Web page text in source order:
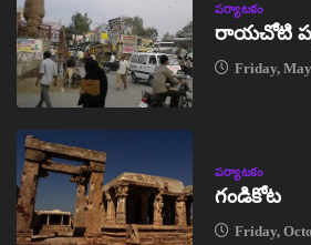
పర్యాటకం
రాయచోటి
Friday,
పర్యాటకం
గండికోట
Friday,